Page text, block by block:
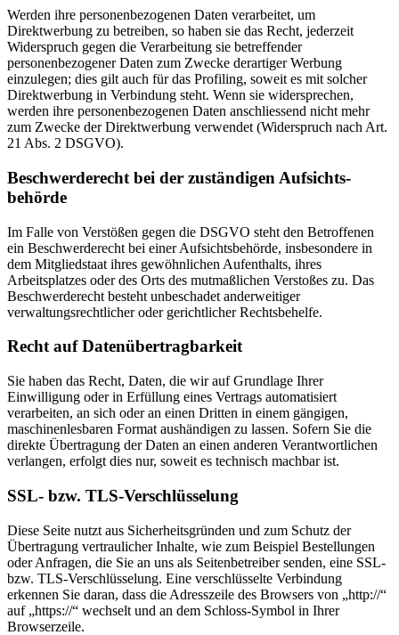
Werden ihre personenbezogenen Daten verarbeitet, um
Direktwerbung zu betreiben, so haben sie das Recht, jederzeit
Widerspruch gegen die Verarbeitung sie betreffender
personenbezogener Daten zum Zwecke derartiger Werbung
einzulegen; dies gilt auch für das Profiling, soweit es mit solcher
Direktwerbung in Verbindung steht. Wenn sie widersprechen,
werden ihre personenbezogenen Daten anschliessend nicht mehr
zum Zwecke der Direktwerbung verwendet (Widerspruch nach Art.
21 Abs. 2 DSGVO).
Beschwerde­recht bei der zuständigen Aufsichts­
behörde
Im Falle von Verstößen gegen die DSGVO steht den Betroffenen
ein Beschwerderecht bei einer Aufsichtsbehörde, insbesondere in
dem Mitgliedstaat ihres gewöhnlichen Aufenthalts, ihres
Arbeitsplatzes oder des Orts des mutmaßlichen Verstoßes zu. Das
Beschwerderecht besteht unbeschadet anderweitiger
verwaltungsrechtlicher oder gerichtlicher Rechtsbehelfe.
Recht auf Daten­übertrag­barkeit
Sie haben das Recht, Daten, die wir auf Grundlage Ihrer
Einwilligung oder in Erfüllung eines Vertrags automatisiert
verarbeiten, an sich oder an einen Dritten in einem gängigen,
maschinenlesbaren Format aushändigen zu lassen. Sofern Sie die
direkte Übertragung der Daten an einen anderen Verantwortlichen
verlangen, erfolgt dies nur, soweit es technisch machbar ist.
SSL- bzw. TLS-Verschlüsselung
Diese Seite nutzt aus Sicherheitsgründen und zum Schutz der
Übertragung vertraulicher Inhalte, wie zum Beispiel Bestellungen
oder Anfragen, die Sie an uns als Seitenbetreiber senden, eine SSL-
bzw. TLS-Verschlüsselung. Eine verschlüsselte Verbindung
erkennen Sie daran, dass die Adresszeile des Browsers von „http://“
auf „https://“ wechselt und an dem Schloss-Symbol in Ihrer
Browserzeile.